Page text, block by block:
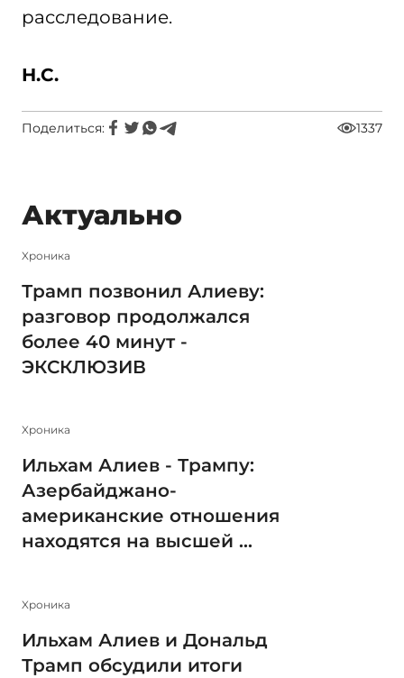
расследование.
Н.С.
Поделиться: 1337
Актуально
Xроника
Трамп позвонил Алиеву:
разговор продолжался
более 40 минут -
ЭКСКЛЮЗИВ
Xроника
Ильхам Алиев - Трампу:
Азербайджано-
американские отношения
находятся на высшей ...
Xроника
Ильхам Алиев и Дональд
Трамп обсудили итоги